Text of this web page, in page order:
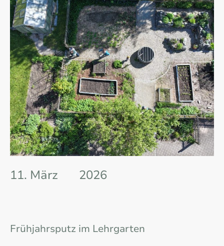
11. März 2026
Frühjahrsputz im Lehrgarten